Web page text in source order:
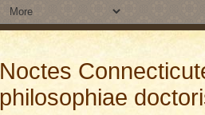
Noctes
philosophiae